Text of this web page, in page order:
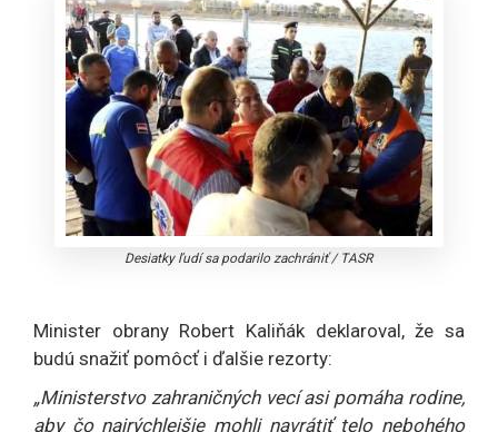
Desiatky ľudí sa podarilo zachrániť/ TASR
Minister obrany Robert Kaliňák deklaroval, že sa
budú snažiť pomôcť i ďalšie rezorty:
„Ministerstvo zahraničných vecí asi pomáha rodine,
aby čo najrýchlejšie mohli navrátiť telo nebohého